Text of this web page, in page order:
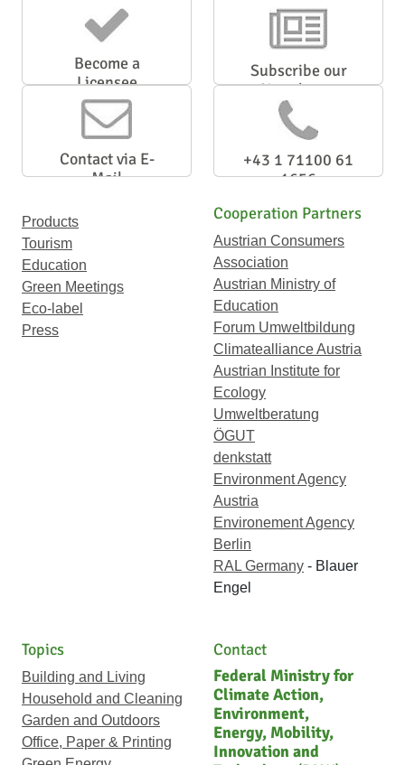
Become a
Licensee
Subscribe our
Newsletter
Contact via E-
Mail
+43 1 71100 61
1656
Products
Tourism
Education
Green Meetings
Eco-label
Press
Cooperation Partners
Austrian Consumers
Association
Austrian Ministry of
Education
Forum Umweltbildung
Climatealliance Austria
Austrian Institute for
Ecology
Umweltberatung
ÖGUT
denkstatt
Environment Agency
Austria
Environement Agency
Berlin
RAL Germany - Blauer
Engel
Topics
Building and Living
Household and Cleaning
Garden and Outdoors
Office, Paper & Printing
Contact
Federal Ministry for
Climate Action,
Environment,
Energy, Mobility,
Innovation and